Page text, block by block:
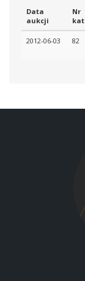
Data
aukcji
Nr
kat
2012-06-03 82